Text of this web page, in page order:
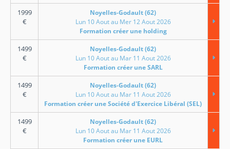
1999
€
Noyelles-Godault (62)
Lun 10 Aout au Mer 12 Aout 2026
Formation créer une holding
1499
€
Noyelles-Godault (62)
Lun 10 Aout au Mar 11 Aout 2026
Formation créer une SARL
1499
€
Noyelles-Godault (62)
Lun 10 Aout au Mar 11 Aout 2026
Formation créer une Société d'Exercice Libéral (SEL)
1499
€
Noyelles-Godault (62)
Lun 10 Aout au Mar 11 Aout 2026
Formation créer une EURL